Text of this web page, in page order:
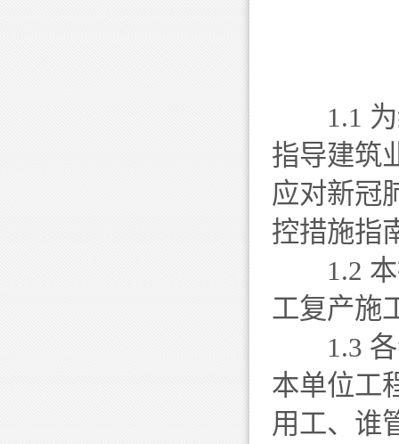
1.1 为
指导建筑
应对新冠
控措施指
1.2 本
工复产施
1.3 各
本单位工
用工、谁